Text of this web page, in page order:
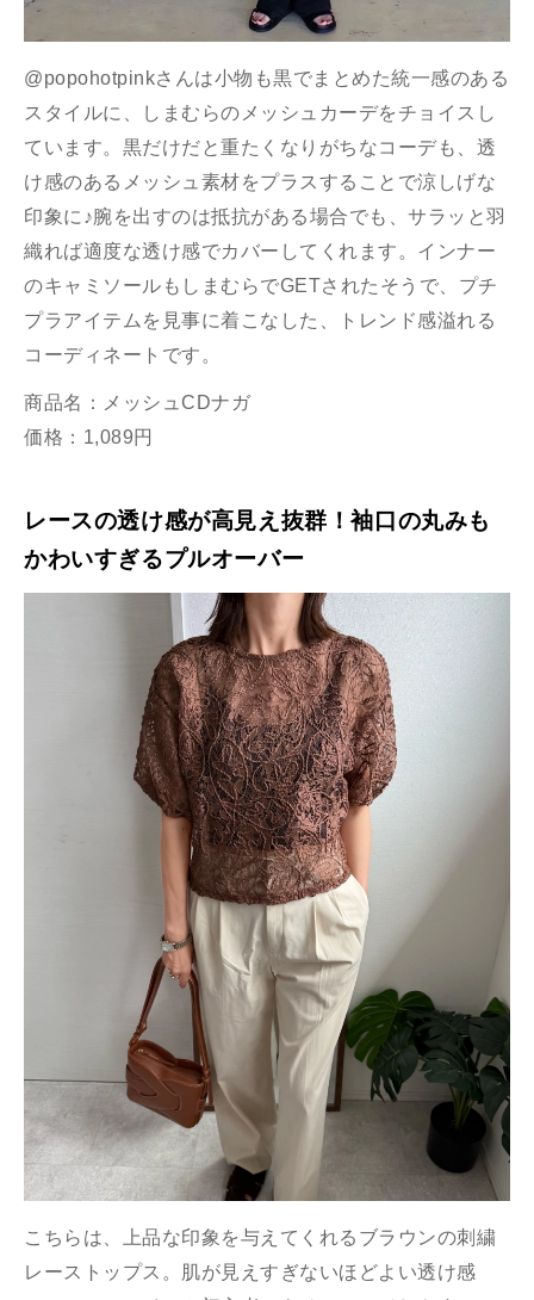
@popohotpinkさんは小物も黒でまとめた統一感のある
スタイルに、しまむらのメッシュカーデをチョイスし
ています。黒だけだと重たくなりがちなコーデも、透
け感のあるメッシュ素材をプラスすることで涼しげな
印象に♪腕を出すのは抵抗がある場合でも、サラッと羽
織れば適度な透け感でカバーしてくれます。インナー
のキャミソールもしまむらでGETされたそうで、プチ
プラアイテムを見事に着こなした、トレンド感溢れる
コーディネートです。
商品名：メッシュCDナガ
価格：1,089円
レースの透け感が高見え抜群！袖口の丸みも
かわいすぎるプルオーバー
こちらは、上品な印象を与えてくれるブラウンの刺繍
レーストップス。肌が見えすぎないほどよい透け感